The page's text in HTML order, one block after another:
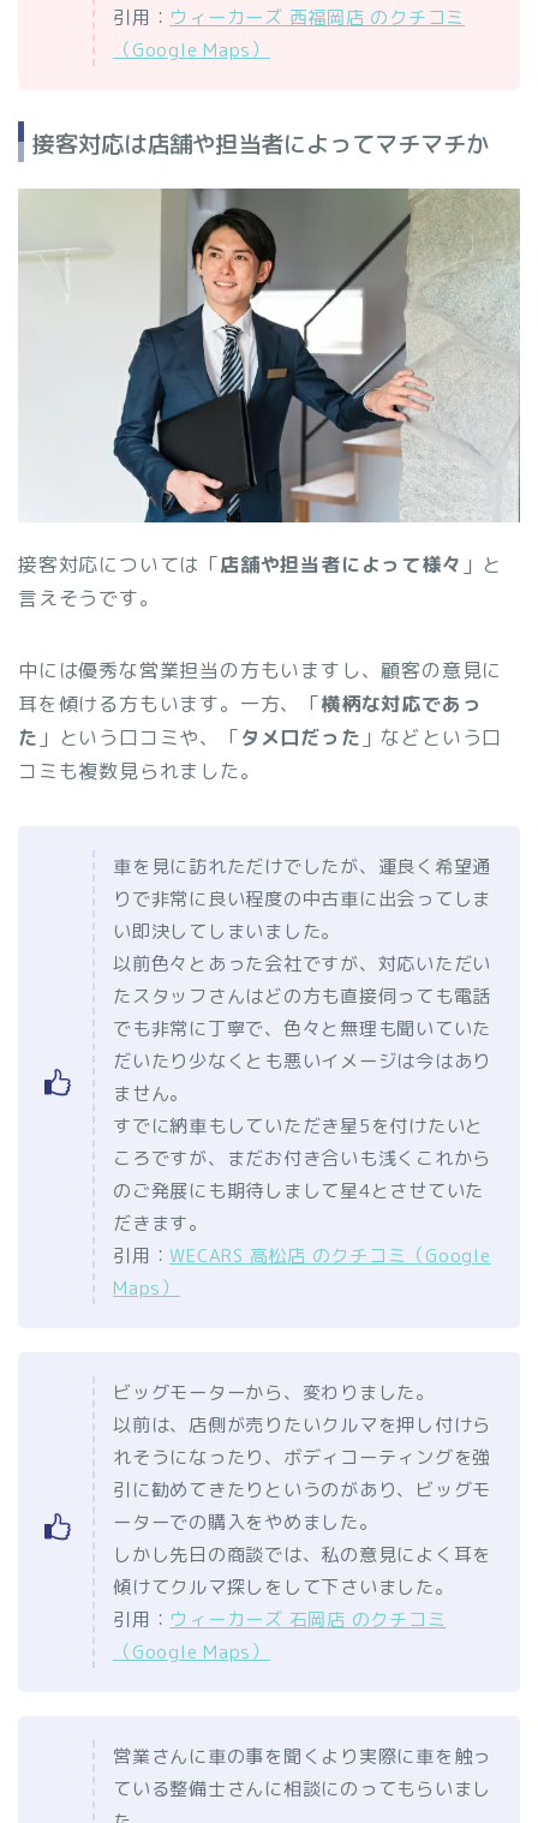
引用： ウィーカーズ 西福岡店 のクチコミ
（Google Maps）
接客対応は店舗や担当者によってマチマチか
接客対応については「店舗や担当者によって様々 」と
言えそうです。
中には優秀な営業担当の方もいますし、顧客の意見に
耳を傾ける方もいます。一方、「横柄な対応であっ
た 」という口コミや、「タメ口だった 」などという口
コミも複数見られました。
車を見に訪れただけでしたが、運良く希望通
りで非常に良い程度の中古車に出会ってしま
い即決してしまいました。
以前色々とあった会社ですが、対応いただい
たスタッフさんはどの方も直接伺っても電話
でも非常に丁寧で、色々と無理も聞いていた
だいたり少なくとも悪いイメージは今はあり
ません。
すでに納車もしていただき星5を付けたいと
ころですが、まだお付き合いも浅くこれから
のご発展にも期待しまして星4とさせていた
だきます。
引用： WECARS 高松店 のクチコミ（Google
Maps）
ビッグモーターから、変わりました。
以前は、店側が売りたいクルマを押し付けら
れそうになったり、ボディコーティングを強
引に勧めてきたりというのがあり、ビッグモ
ーターでの購入をやめました。
しかし先日の商談では、私の意見によく耳を
傾けてクルマ探しをして下さいました。
引用： ウィーカーズ 石岡店 のクチコミ
（Google Maps）
営業さんに車の事を聞くより実際に車を触っ
ている整備士さんに相談にのってもらいまし